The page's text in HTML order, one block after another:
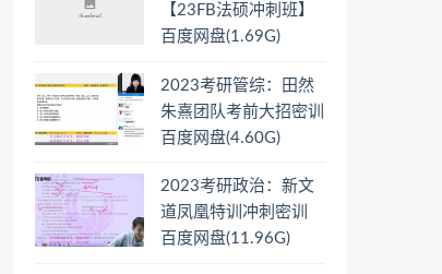
【23FB法硕冲刺班】
百度网盘(1.69G)
2023考研管综：田然
朱熹团队考前大招密训
百度网盘(4.60G)
2023考研政治：新文
道凤凰特训冲刺密训
百度网盘(11.96G)